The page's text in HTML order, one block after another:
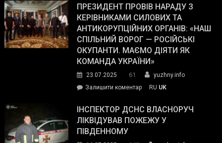
Street
Journal.
Південному
працівникам
ОПЗ
з
матеріального
резерву
гуманітарну
допомогу
ПРЕЗИДЕНТ ПРОВІВ НАРАДУ З
КЕРІВНИКАМИ СИЛОВИХ ТА
АНТИКОРУПЦІЙНИХ ОРГАНІВ: «НАШ
СПІЛЬНИЙ ВОРОГ — РОСІЙСЬКІ
ОКУПАНТИ. МАЄМО ДІЯТИ ЯК
КОМАНДА УКРАЇНИ»
23.07.2025 61
yuzhny.info
Залишити коментарon
провів
нараду
RU UK
ІНСПЕКТОР ДСНС ВЛАСНОРУЧ
ЛІКВІДУВАВ ПОЖЕЖУ У
ПІВДЕННОМУ